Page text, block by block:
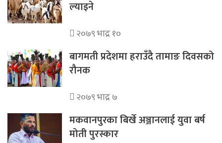
ल्याइने
२०७९ भाद्र १०
बागमती प्रदेशमा हराउँदै तामाङ दिवसको
रौनक
२०७९ भाद्र ७
मकवानपुरका बिर्खे अञ्जानलाई युवा बर्ष
मोती पुरस्कार